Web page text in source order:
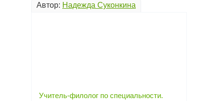
Автор: Надежда Суконкина
Учитель-филолог по специальности.